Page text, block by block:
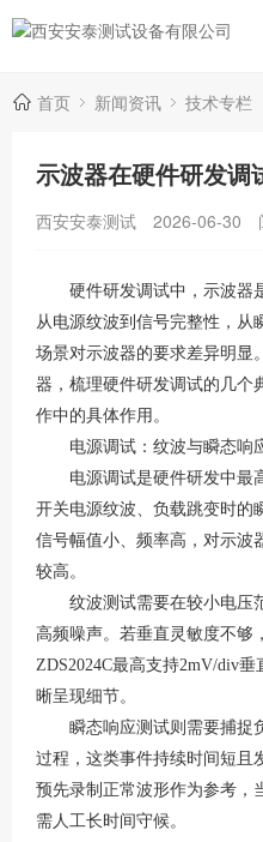
首页 新闻资讯 技术专栏
示波器在硬件研发调
西安安泰测试 2026-06-30
硬件研发调试中，示波器
从电源纹波到信号完整性，从
场景对示波器的要求差异明显
器，梳理硬件研发调试的几个
作中的具体作用。
电源调试：纹波与瞬态响
电源调试是硬件研发中最
开关电源纹波、负载跳变时的
信号幅值小、频率高，对示波
较高。
纹波测试需要在较小电压
高频噪声。若垂直灵敏度不够
ZDS2024C最高支持2mV/div
晰呈现细节。
瞬态响应测试则需要捕捉
过程，这类事件持续时间短且
预先录制正常波形作为参考，
需人工长时间守候。